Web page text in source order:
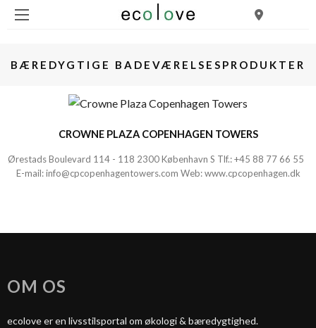
BÆREDYGTIGE BADEVÆRELSESPRODUKTER
CROWNE PLAZA COPENHAGEN TOWERS
Ørestads Boulevard 114 - 118 2300 København S Tlf.:+45 88 77 66 55
E-mail:info@cpcopenhagentowers.com Web:www.cpcopenhagen.dk
OM OS
ecolove er en livsstilsportal om økologi & bæredygtighed.